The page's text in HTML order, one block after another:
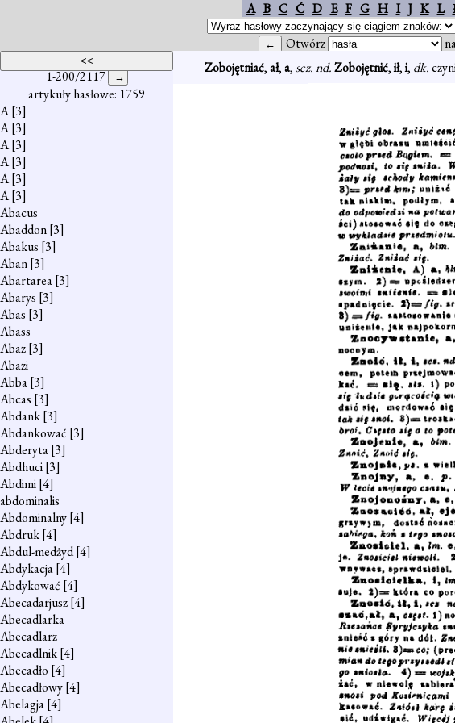
A B C Ć D E F G H I J K L
Otwórz
1-200/2117
artykuły hasłowe: 1759
A[3]
A[3]
A[3]
A[3]
A[3]
A[3]
Abacus
Abaddon[3]
Abakus [3]
Aban[3]
Abartarea[3]
Abarys [3]
Abas [3]
Abass
Abaz[3]
Abazi
Abba[3]
Abcas [3]
Abdank[3]
Abdankować [3]
Abderyta[3]
Abdhuci[3]
Abdimi[4]
abdominalis
Abdominalny[4]
Abdruk[4]
Abdul-medżyd[4]
Abdykacja[4]
Abdykować [4]
Abecadarjusz[4]
Abecadlarka
Abecadlarz
Abecadlnik[4]
Abecadło [4]
Abecadłowy[4]
Abelagja[4]
Zobojętniać,ał,a,scz. nd.Zobojętnić,ił,i, dk.